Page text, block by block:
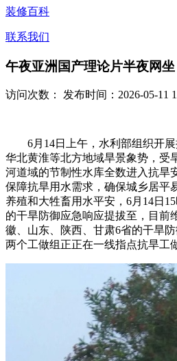
装修百科
联系我们
午夜亚洲国产理论片半夜网
访问次数： 发布时间：2026-05-11
6月14日上午，水利部组织开展
华北黄淮等北方地域旱景象势，受
河道域的节制性水库全数进入抗旱
保障抗旱用水需求，确保城乡居平
养殖和大牲畜用水平安，6月14日
的干旱防御应急响应提拔至，目前
徽、山东、陕西、甘肃6省的干旱
两个工做组正正在一线指点抗旱工